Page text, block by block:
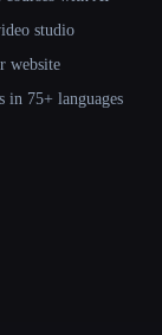
studio
website
in 75+ languages